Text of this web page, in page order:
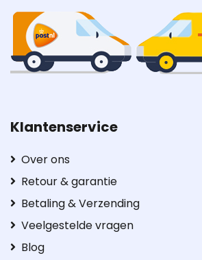
Klantenservice
Over ons
Retour & garantie
Betaling & Verzending
Veelgestelde vragen
Blog